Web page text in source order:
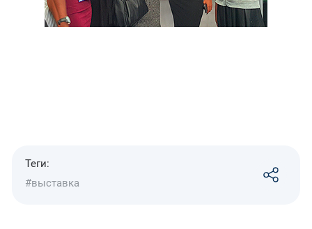
Теги:
#выставка